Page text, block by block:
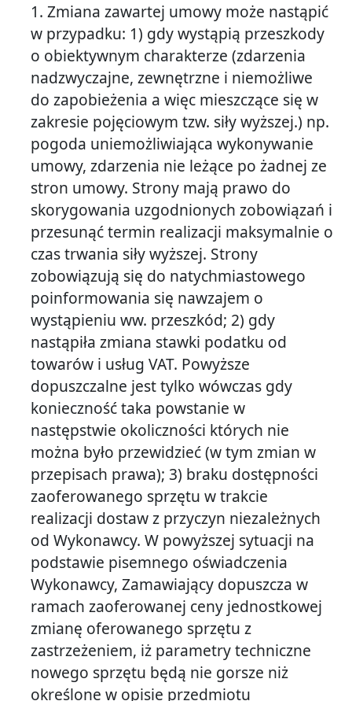
1. Zmiana zawartej umowy może nastąpić
w przypadku: 1) gdy wystąpią przeszkody
o obiektywnym charakterze (zdarzenia
nadzwyczajne, zewnętrzne i niemożliwe
do zapobieżenia a więc mieszczące się w
zakresie pojęciowym tzw. siły wyższej.) np.
pogoda uniemożliwiająca wykonywanie
umowy, zdarzenia nie leżące po żadnej ze
stron umowy. Strony mają prawo do
skorygowania uzgodnionych zobowiązań i
przesunąć termin realizacji maksymalnie o
czas trwania siły wyższej. Strony
zobowiązują się do natychmiastowego
poinformowania się nawzajem o
wystąpieniu ww. przeszkód; 2) gdy
nastąpiła zmiana stawki podatku od
towarów i usług VAT. Powyższe
dopuszczalne jest tylko wówczas gdy
konieczność taka powstanie w
następstwie okoliczności których nie
można było przewidzieć (w tym zmian w
przepisach prawa); 3) braku dostępności
zaoferowanego sprzętu w trakcie
realizacji dostaw z przyczyn niezależnych
od Wykonawcy. W powyższej sytuacji na
podstawie pisemnego oświadczenia
Wykonawcy, Zamawiający dopuszcza w
ramach zaoferowanej ceny jednostkowej
zmianę oferowanego sprzętu z
zastrzeżeniem, iż parametry techniczne
nowego sprzętu będą nie gorsze niż
określone w opisie przedmiotu